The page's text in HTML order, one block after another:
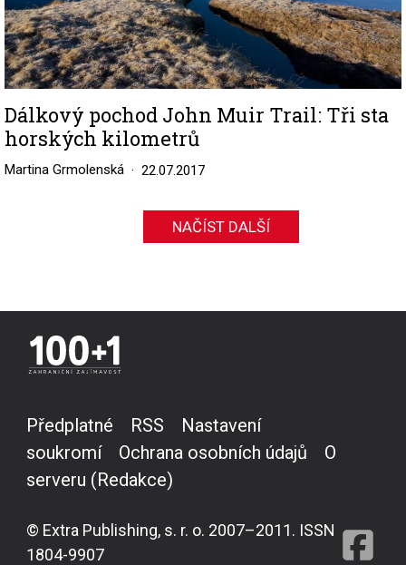
Dálkový pochod John Muir Trail: Tři sta
horských kilometrů
Martina Grmolenská 22.07.2017
NAČÍST DALŠÍ
Předplatné RSS
Nastavení
soukromí
Ochrana osobních údajů
O
serveru (Redakce)
© Extra Publishing, s. r. o. 2007–2011. ISSN
1804-9907